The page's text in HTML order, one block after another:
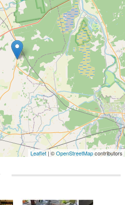
Leaflet| ©OpenStreetMapcontributors